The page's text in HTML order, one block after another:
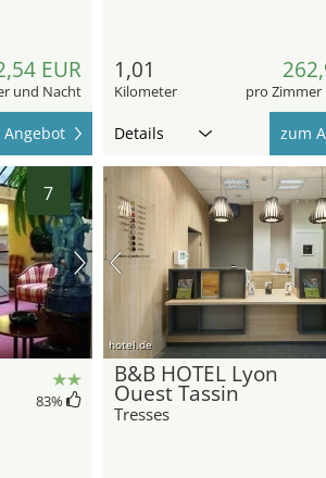
EUR
und Nacht
1,01
Kilometer pro
Details zum
7
83%
hotel.de
B&B HOTEL Lyon
Ouest Tassin
Tresses